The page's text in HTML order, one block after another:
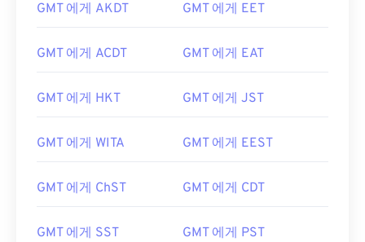
GMT 에게 AKDT GMT 에게 EET
GMT 에게 ACDT GMT 에게 EAT
GMT 에게 HKT GMT 에게 JST
GMT 에게 WITA GMT 에게 EEST
GMT 에게 ChST GMT 에게 CDT
GMT 에게 SST GMT 에게 PST